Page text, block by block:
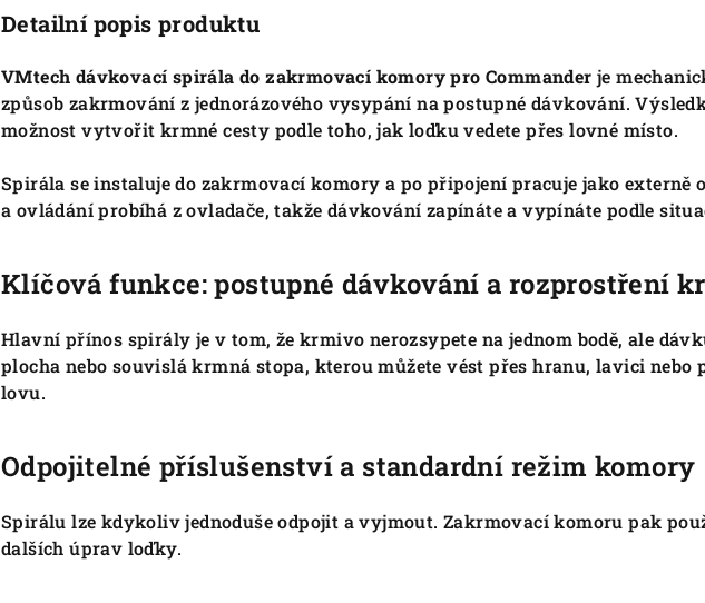
Detailní popis produktu
VMtech dávkovací spirála do zakrmovací komory pro Commander je
způsob zakrmování z jednorázového vysypání na postupné dávkování.
možnost vytvořit krmné cesty podle toho, jak loďku vedete přes lovné místo.
Spirála se instaluje do zakrmovací komory a po připojení pracuje jako externě
a ovládání probíhá z ovladače, takže dávkování zapínáte a vypínáte podle
Klíčová funkce: postupné dávkování a rozprostření
Hlavní přínos spirály je v tom, že krmivo nerozsypete na jednom bodě, ale
plocha nebo souvislá krmná stopa, kterou můžete vést přes hranu, lavici nebo
lovu.
Odpojitelné příslušenství a standardní režim komory
Spirálu lze kdykoliv jednoduše odpojit a vyjmout. Zakrmovací komoru pak
dalších úprav loďky.